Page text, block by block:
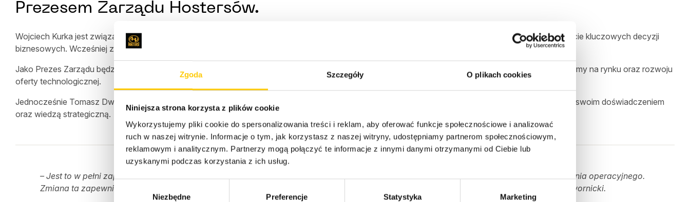
Zgoda Szczegóły O plikach cookies
Niniejsza strona korzysta z plików cookie
Wykorzystujemy pliki cookie do spersonalizowania treści i reklam, aby oferować funkcje społecznościowe i analizować
ruch w naszej witrynie. Informacje o tym, jak korzystasz z naszej witryny, udostępniamy partnerom społecznościowym,
reklamowym i analitycznym. Partnerzy mogą połączyć te informacje z innymi danymi otrzymanymi od Ciebie lub
uzyskanymi podczas korzystania z ich usług.
W
Niezbędne Preferencje Statystyka Marketing
Prezesem Zarządu Hostersów.
Wojciech Kurka jest związany z Hostersami od dwóch lat. W tym czasie odpowiadał m.in. za strategię finansową spółki, rozwój operacyjny oraz wsparcie kluczowych decyzji
biznesowych. Wcześniej zdobywał doświadczenie zawodowe między innymi w takich firmach, jak Johnson Matthey, Sopra Steria oraz IMG ARENA.
Jako Prezes Zarządu będzie kontynuował realizację długoterminowej strategii rozwoju Hostersów, koncentrując się na dalszym wzmacnianiu pozycji firmy na rynku oraz rozwoju
oferty technologicznej.
Jednocześnie Tomasz Dwornicki zakończył pełnienie funkcji Prezesa Zarządu i dołączył do Rady Nadzorczej spółki, gdzie będzie wspierał Hostersów swoim doświadczeniem
oraz wiedzą strategiczną.
– Jest to w pełni zaplanowany element długoterminowej strategii rozwoju Hostersów, zakładającej uporządkowane przekazanie zarządzania operacyjnego.
Zmiana ta zapewnia pełną ciągłość zarządzania, stabilność strategiczną oraz oddanie firmy w bardzo dobre ręce – komentuje Tomasz Dwornicki.